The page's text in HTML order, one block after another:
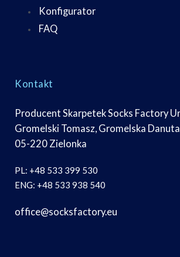
Konfigurator
FAQ
Kontakt
Producent Skarpetek Socks Factory
Gromelski Tomasz, Gromelska
05-220 Zielonka
PL: +48 533 399 530
ENG: +48 533 938 540
office@socksfactory.eu